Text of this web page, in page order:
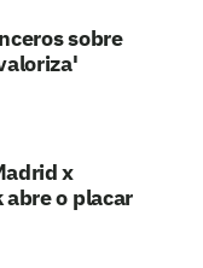
sobre
x
o placar